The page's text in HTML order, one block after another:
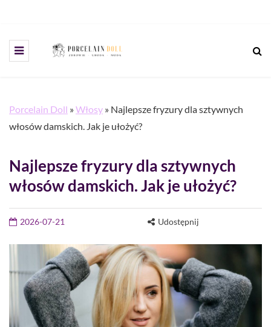
Porcelain Doll »Włosy » Najlepsze fryzury dla sztywnych
włosów damskich. Jak je ułożyć?
Najlepsze fryzury dla sztywnych
włosów damskich. Jak je ułożyć?
2026-07-21 Udostępnij